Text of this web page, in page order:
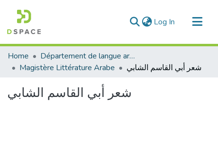
Log In (current)
Communities & Collections
All of DSpace
Home
Département de langue arabe
Magistère Littérature Arabe
شعر أبي القاسم الشابي
شعر أبي القاسم الشابي